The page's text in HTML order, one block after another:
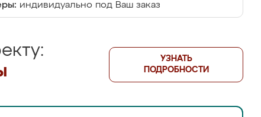
индивидуально под Ваш заказ
УЗНАТЬ
ПОДРОБНОСТИ